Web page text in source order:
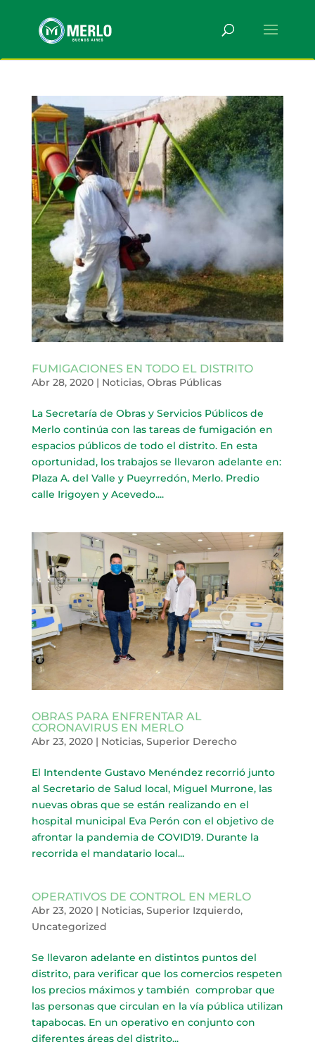
FUMIGACIONES EN TODO EL DISTRITO
Abr 28, 2020| Noticias, Obras Públicas
La Secretaría de Obras y Servicios Públicos de
Merlo continúa con las tareas de fumigación en
espacios públicos de todo el distrito. En esta
oportunidad, los trabajos se llevaron adelante en:
Plaza A. del Valle y Pueyrredón, Merlo. Predio
calle Irigoyen y Acevedo....
OBRAS PARA ENFRENTAR AL
CORONAVIRUS EN MERLO
Abr 23, 2020| Noticias, Superior Derecho
El Intendente Gustavo Menéndez recorrió junto
al Secretario de Salud local, Miguel Murrone, las
nuevas obras que se están realizando en el
hospital municipal Eva Perón con el objetivo de
afrontar la pandemia de COVID19. Durante la
recorrida el mandatario local...
OPERATIVOS DE CONTROL EN MERLO
Abr 23, 2020| Noticias, Superior Izquierdo,
Uncategorized
Se llevaron adelante en distintos puntos del
distrito, para verificar que los comercios respeten
los precios máximos y también comprobar que
las personas que circulan en la vía pública utilizan
tapabocas. En un operativo en conjunto con
diferentes áreas del distrito...